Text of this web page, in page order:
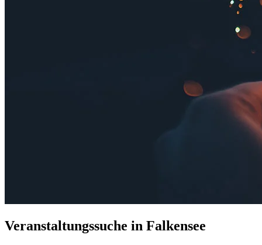
Veranstaltungssuche in Falkensee